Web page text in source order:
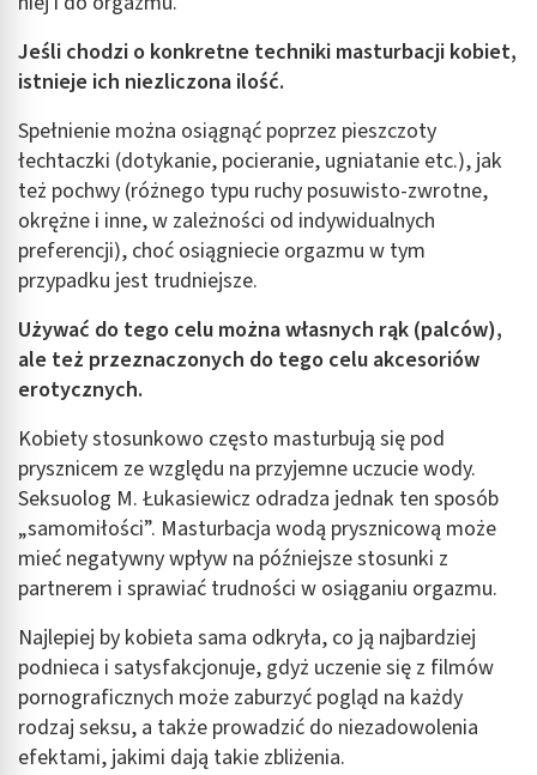
Jeśli chodzi o konkretne techniki masturbacji kobiet,
istnieje ich niezliczona ilość.
Spełnienie można osiągnąć poprzez pieszczoty
łechtaczki (dotykanie, pocieranie, ugniatanie etc.), jak
też pochwy (różnego typu ruchy posuwisto-zwrotne,
okrężne i inne, w zależności od indywidualnych
preferencji), choć osiągniecie orgazmu w tym
przypadku jest trudniejsze.
Używać do tego celu można własnych rąk (palców),
ale też przeznaczonych do tego celu akcesoriów
erotycznych.
Kobiety stosunkowo często masturbują się pod
prysznicem ze względu na przyjemne uczucie wody.
Seksuolog M. Łukasiewicz odradza jednak ten sposób
„samomiłości”. Masturbacja wodą prysznicową może
mieć negatywny wpływ na późniejsze stosunki z
partnerem i sprawiać trudności w osiąganiu orgazmu.
Najlepiej by kobieta sama odkryła, co ją najbardziej
podnieca i satysfakcjonuje, gdyż uczenie się z filmów
pornograficznych może zaburzyć pogląd na każdy
rodzaj seksu, a także prowadzić do niezadowolenia
efektami, jakimi dają takie zbliżenia.